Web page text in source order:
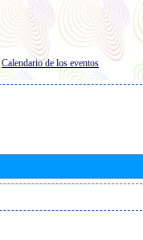
Calendario de los eventos